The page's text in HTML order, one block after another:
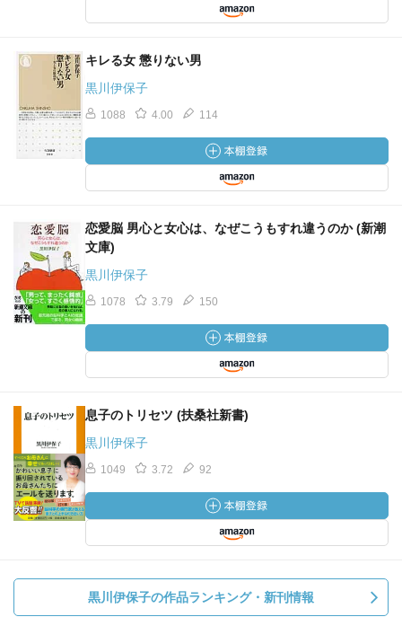
キレる女 懲りない男
黒川伊保子
1088 4.00 114
恋愛脳 男心と女心は、なぜこうもすれ違うのか (新潮
文庫)
黒川伊保子
1078 3.79 150
息子のトリセツ (扶桑社新書)
黒川伊保子
1049 3.72 92
黒川伊保子の作品ランキング・新刊情報